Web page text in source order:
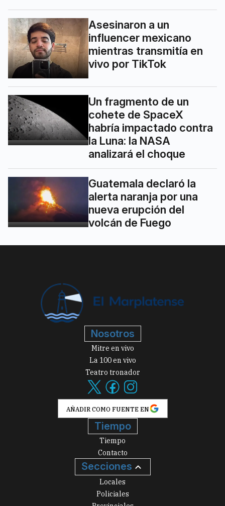
Asesinaron a un
influencer mexicano
mientras transmitía en
vivo por TikTok
Un fragmento de un
cohete de SpaceX
habría impactado contra
la Luna: la NASA
analizará el choque
Guatemala declaró la
alerta naranja por una
nueva erupción del
volcán de Fuego
Nosotros
Mitre en vivo
La 100 en vivo
Teatro tronador
AÑADIR COMO FUENTE EN
Tiempo
Tiempo
Contacto
Secciones
Locales
Policiales